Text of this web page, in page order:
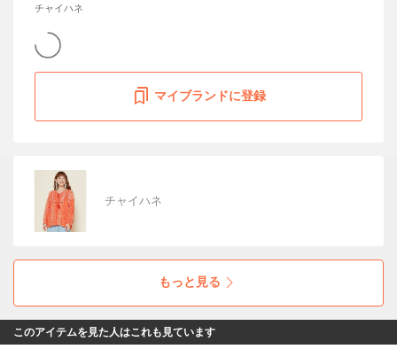
チャイハネ
マイブランドに登録
チャイハネ
もっと見る
このアイテムを見た人はこれも見ています